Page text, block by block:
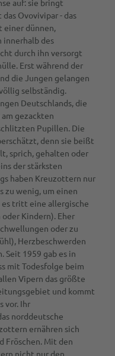
auf: sie bringt
Ovovivipar - das
einer dünnen,
innerhalb des
durch ihn versorgt
Erst während der
die Jungen gelangen
selbständig.
Deutschlands, die
gezackten
Pupillen. Die
denn sie beißt
sprich, gehalten oder
der stärksten
haben Kreuzottern nur
zu wenig, um einen
es tritt eine allergische
Kindern). Eher
oder zu
Herzbeschwerden
Seit 1959 gab es in
mit Todesfolge beim
Vipern das größte
und kommt
vor. Ihr
norddeutsche
ernähren sich
Fröschen. Mit den
nicht nur den